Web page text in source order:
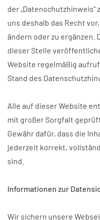
der
uns deshalb das Recht
ändern oder zu ergänzen.
dieser Stelle
Website regelmäßig
Stand des
Alle auf dieser Website
mit großer Sorgfalt
Gewähr dafür, dass die
jederzeit korrekt,
sind.
Informationen zur
Wir sichern unsere